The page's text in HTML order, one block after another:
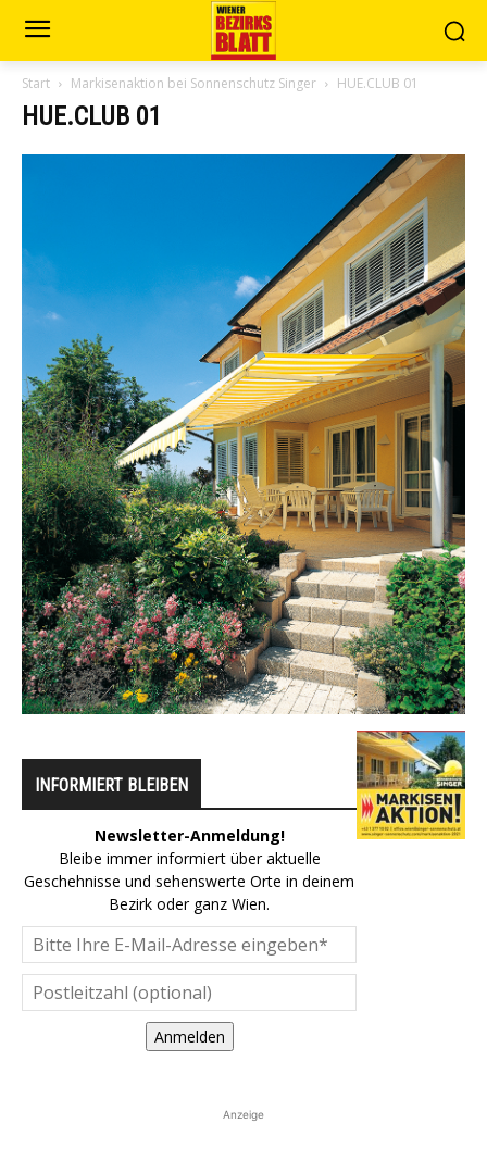
Start Markisenaktion bei Sonnenschutz Singer HUE.CLUB 01
HUE.CLUB 01
INFORMIERT BLEIBEN
Newsletter-Anmeldung!
Bleibe immer informiert über aktuelle
Geschehnisse und sehenswerte Orte in deinem
Bezirk oder ganz Wien.
Anmelden
Anzeige